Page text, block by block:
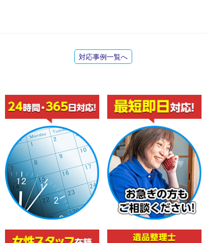
対応事例一覧へ